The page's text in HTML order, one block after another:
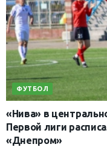
ФУТБОЛ
«Нива» в
Первой лиги
«Днепром»